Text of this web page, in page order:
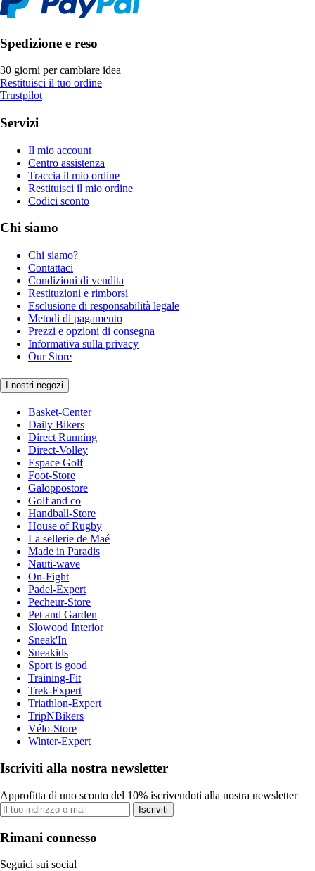
Spedizione e reso
30 giorni per cambiare idea
Restituisci il tuo ordine
Trustpilot
Servizi
Il mio account
Centro assistenza
Traccia il mio ordine
Restituisci il mio ordine
Codici sconto
Chi siamo
Chi siamo?
Contattaci
Condizioni di vendita
Restituzioni e rimborsi
Esclusione di responsabilità legale
Metodi di pagamento
Prezzi e opzioni di consegna
Informativa sulla privacy
Our Store
I nostri negozi
Basket-Center
Daily Bikers
Direct Running
Direct-Volley
Espace Golf
Foot-Store
Galoppostore
Golf and co
Handball-Store
House of Rugby
La sellerie de Maé
Made in Paradis
Nauti-wave
On-Fight
Padel-Expert
Pecheur-Store
Pet and Garden
Slowood Interior
Sneak'In
Sneakids
Sport is good
Training-Fit
Trek-Expert
Triathlon-Expert
TripNBikers
Vélo-Store
Winter-Expert
Iscriviti alla nostra newsletter
Approfitta di uno sconto del 10% iscrivendoti alla nostra newsletter
Iscriviti
Rimani connesso
Seguici sui social